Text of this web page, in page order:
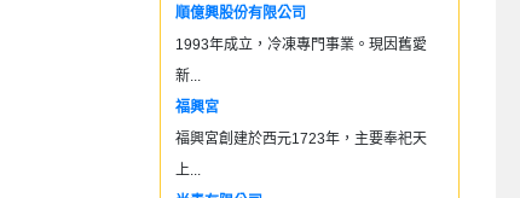
順億興股份有限公司
1993年成立，冷凍專門事業。現因舊愛
新...
福興宮
福興宮創建於西元1723年，主要奉祀天
上...